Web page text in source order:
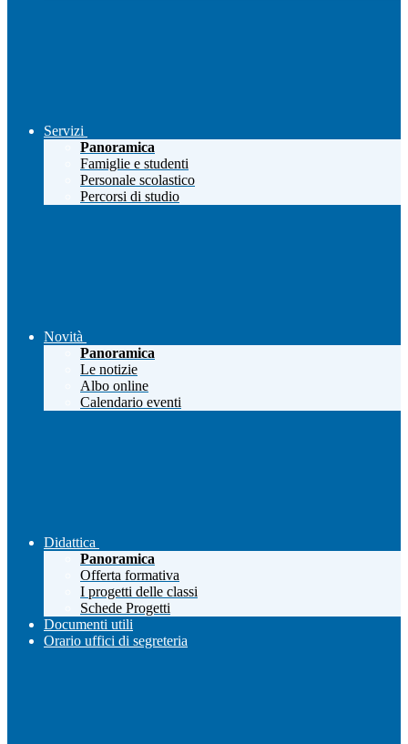
Servizi
Panoramica
Famiglie e studenti
Personale scolastico
Percorsi di studio
Novità
Panoramica
Le notizie
Albo online
Calendario eventi
Didattica
Panoramica
Offerta formativa
I progetti delle classi
Schede Progetti
Documenti utili
Orario uffici di segreteria